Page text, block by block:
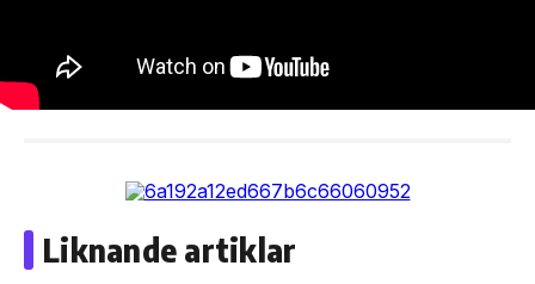
Liknande artiklar